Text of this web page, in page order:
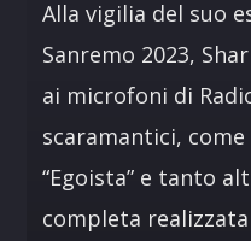
Alla vigilia del suo
Sanremo 2023,
ai microfoni di
scaramantici,
“Egoista” e tanto
completa